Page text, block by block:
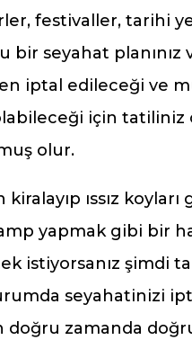
festivaller, tarihi
bir seyahat planınız
iptal edileceği ve
için
olur.
ıssız koyları
yapmak gibi bir
istiyorsanız şimdi
seyahatinizi
doğru zamanda